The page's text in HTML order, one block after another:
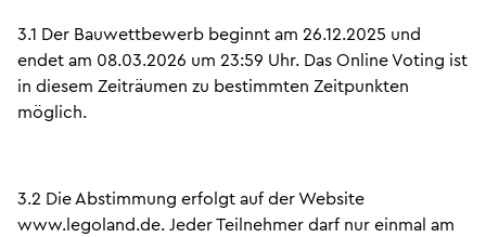
3.1 Der Bauwettbewerb beginnt am 26.12.2025 und
endet am 08.03.2026 um 23:59 Uhr. Das Online Voting ist
in diesem Zeiträumen zu bestimmten Zeitpunkten
möglich.
3.2 Die Abstimmung erfolgt auf der Website
www.legoland.de. Jeder Teilnehmer darf nur einmal am